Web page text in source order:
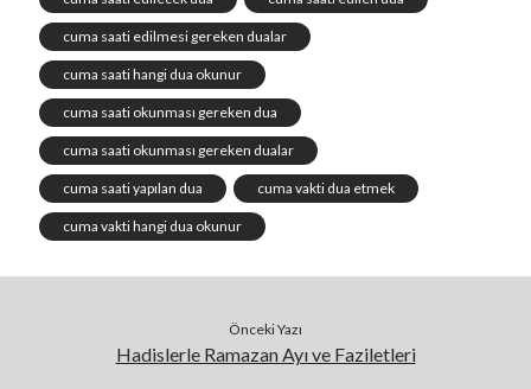
cuma saati edilmesi gereken dualar
cuma saati hangi dua okunur
cuma saati okunması gereken dua
cuma saati okunması gereken dualar
cuma saati yapılan dua cuma vakti dua etmek
cuma vakti hangi dua okunur
Önceki Yazı
Hadislerle Ramazan Ayı ve Faziletleri